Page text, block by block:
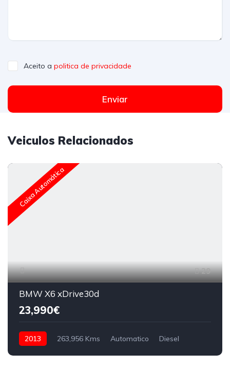
Aceito a politica de privacidade
Enviar
Veiculos Relacionados
Caixa Automática
29
BMW X6 xDrive30d
23,990€
2013 263,956 Kms Automatico Diesel